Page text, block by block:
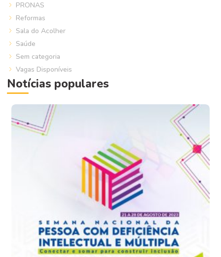
PRONAS
Reformas
Sala do Acolher
Saúde
Sem categoria
Vagas Disponíveis
Notícias populares